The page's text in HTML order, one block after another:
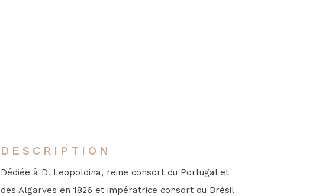
DESCRIPTION
Dédiée à D. Leopoldina, reine consort du Portugal et
des Algarves en 1826 et impératrice consort du Brésil